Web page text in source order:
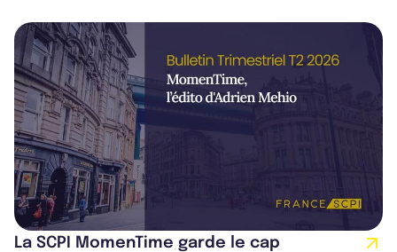
La SCPI MomenTime garde le cap